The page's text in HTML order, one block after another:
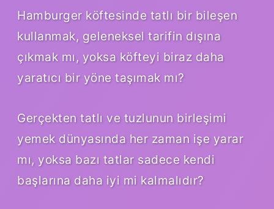
Hamburger köftesinde tatlı bir bileşen
kullanmak, geleneksel tarifin dışına
çıkmak mı, yoksa köfteyi biraz daha
yaratıcı bir yöne taşımak mı?
Gerçekten tatlı ve tuzlunun birleşimi
yemek dünyasında her zaman işe yarar
mı, yoksa bazı tatlar sadece kendi
başlarına daha iyi mi kalmalıdır?